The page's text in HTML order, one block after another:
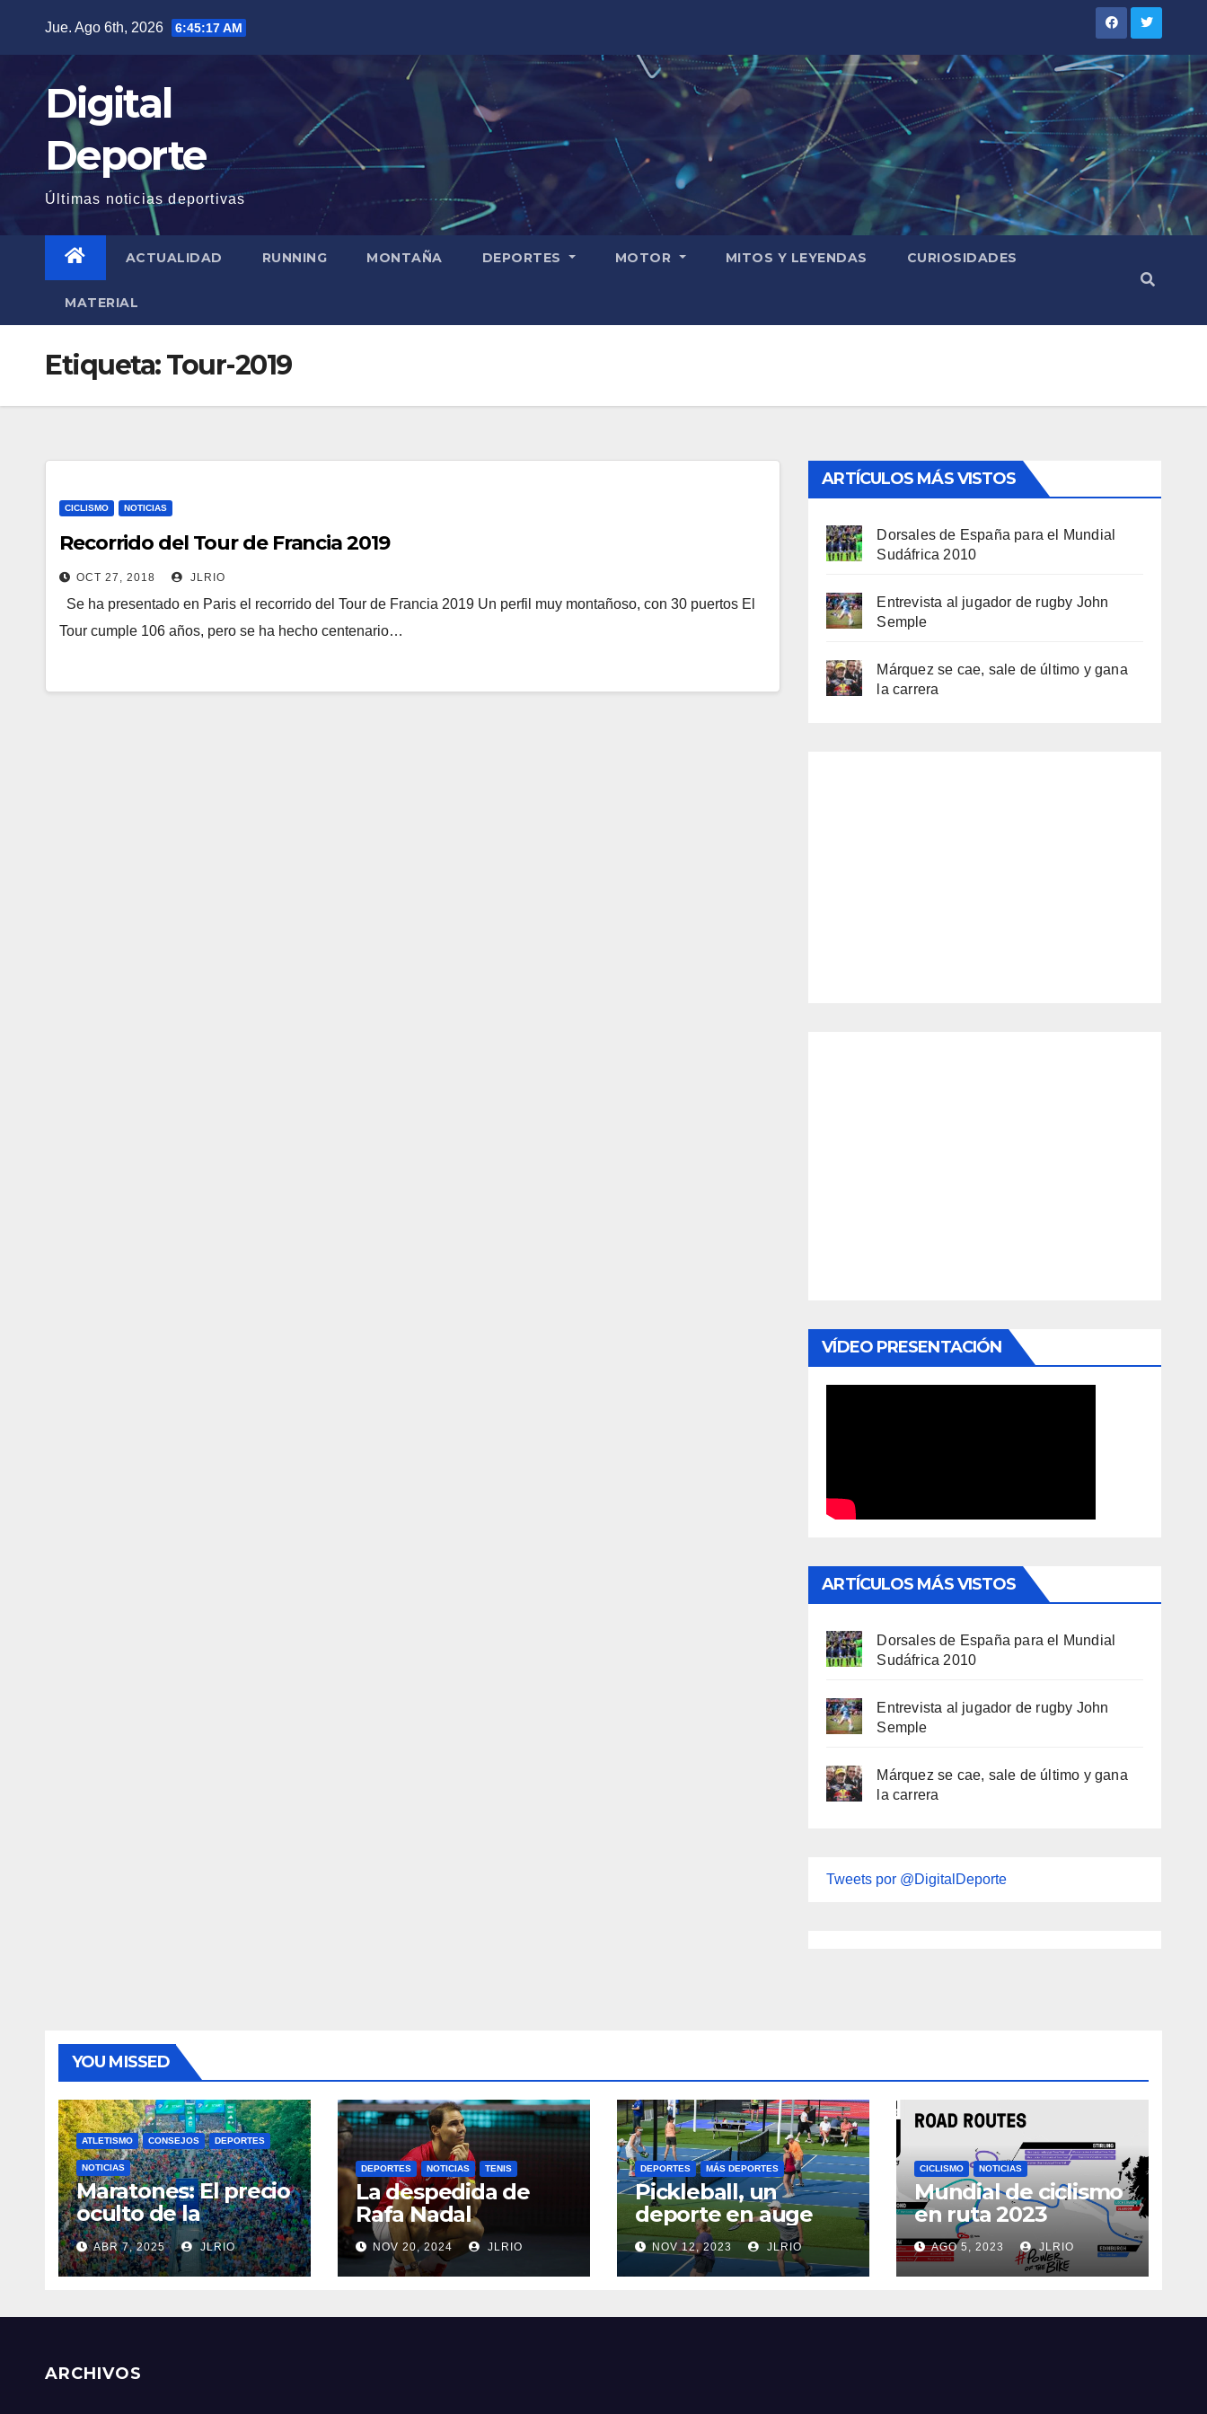
contenido
Jue. Ago 6th, 2026 6:45:17 AM
Digital
Deporte
Últimas noticias deportivas
ACTUALIDAD RUNNING MONTAÑA DEPORTES MOTOR MITOS Y LEYENDAS CURIOSIDADES
MATERIAL
Etiqueta:Tour-2019
CICLISMO NOTICIAS
Recorrido del Tour de Francia 2019
OCT 27, 2018 JLRIO
Se ha presentado en Paris el recorrido del Tour de Francia 2019 Un perfil muy montañoso, con 30 puertos El
Tour cumple 106 años, pero se ha hecho centenario…
ARTÍCULOS MÁS VISTOS
Dorsales de España para el Mundial
Sudáfrica 2010
Entrevista al jugador de rugby John
Semple
Márquez se cae, sale de último y gana
la carrera
VÍDEO PRESENTACIÓN
ARTÍCULOS MÁS VISTOS
Dorsales de España para el Mundial
Sudáfrica 2010
Entrevista al jugador de rugby John
Semple
Márquez se cae, sale de último y gana
la carrera
Tweets por @DigitalDeporte
YOU MISSED
ATLETISMO CONSEJOS DEPORTES
NOTICIAS
Maratones: El precio
oculto de la
resistencia
ABR 7, 2025 JLRIO
DEPORTES NOTICIAS TENIS
La despedida de
Rafa Nadal
NOV 20, 2024 JLRIO
DEPORTES MÁS DEPORTES
Pickleball, un
deporte en auge
NOV 12, 2023 JLRIO
CICLISMO NOTICIAS
Mundial de ciclismo
en ruta 2023
AGO 5, 2023 JLRIO
ARCHIVOS